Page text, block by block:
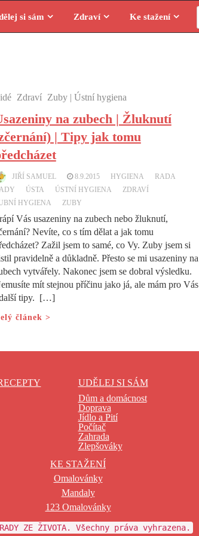
si sám Zdraví Ke stažení
Zdraví Zuby | Ústní hygiena
na zubech | Žluknutí
| Tipy jak tomu
JIŘÍ SAMUEL 8.9.2015 HYGIENA
RADA
ÚSTA ÚSTNÍ HYGIENA
ZDRAVÍ
HYGIENA
ZUBY
Vás usazeniny na zubech nebo žluknutí,
Nevíte, co s tím dělat a jak tomu
Zažil jsem to samé, co Vy. Zuby jsem si
pravidelně a důkladně. Přesto se mi usazeniny na
vytvářely. Nakonec jsem se dobral výsledku.
mít stejnou příčinu jako já, ale mám pro Vás
tipy. […]
článek >
UDĚLEJ SI SÁM
Dům a domácnost
Doprava
Jídlo a Pití
Počítač
Zahrada
Zlepšováky
KE STAŽENÍ
Omalovánky
Mandaly
123 Omalovánky
ZE ŽIVOTA. Všechny práva vyhrazena.